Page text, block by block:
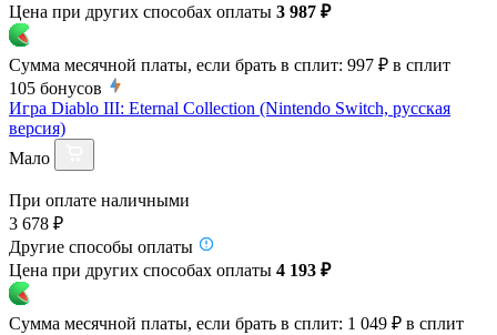
Цена при других способах оплаты 3 987 ₽
Сумма месячной платы, если брать в сплит: 997 ₽ в сплит
105 бонусов
Игра Diablo III: Eternal Collection (Nintendo Switch, русская
версия)
Мало
При оплате наличными
3 678 ₽
Другие способы оплаты
Цена при других способах оплаты 4 193 ₽
Сумма месячной платы, если брать в сплит: 1 049 ₽ в сплит